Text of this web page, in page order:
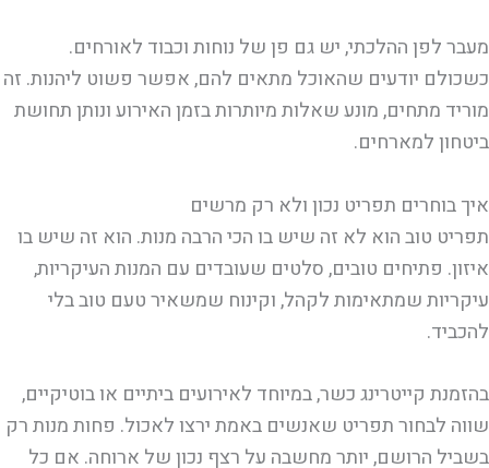
מעבר לפן ההלכתי, יש גם פן של נוחות וכבוד לאורחים.
כשכולם יודעים שהאוכל מתאים להם, אפשר פשוט ליהנות. זה
מוריד מתחים, מונע שאלות מיותרות בזמן האירוע ונותן תחושת
ביטחון למארחים.
איך בוחרים תפריט נכון ולא רק מרשים
תפריט טוב הוא לא זה שיש בו הכי הרבה מנות. הוא זה שיש בו
איזון. פתיחים טובים, סלטים שעובדים עם המנות העיקריות,
עיקריות שמתאימות לקהל, וקינוח שמשאיר טעם טוב בלי
להכביד.
בהזמנת קייטרינג כשר, במיוחד לאירועים ביתיים או בוטיקיים,
שווה לבחור תפריט שאנשים באמת ירצו לאכול. פחות מנות רק
בשביל הרושם, יותר מחשבה על רצף נכון של ארוחה. אם כל